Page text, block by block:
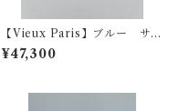
【Vieux Paris】ブルー サラ
ダ皿
¥47,300